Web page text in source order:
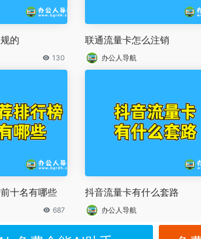
的
130
联通流量卡怎么注销
办公人导航
十名有哪些
687
抖音流量卡有什么套路
办公人导航